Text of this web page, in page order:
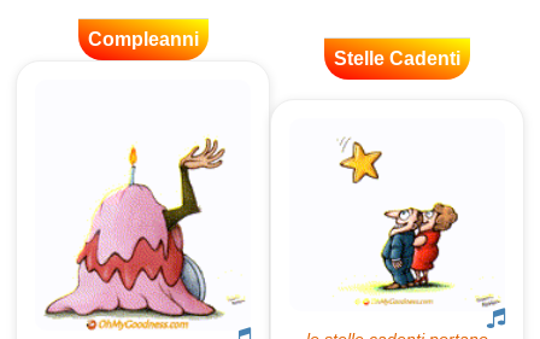
Compleanni
Stelle Cadenti